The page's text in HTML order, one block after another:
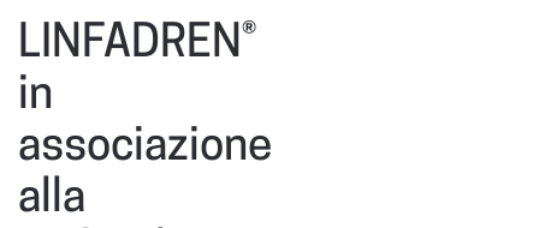
LINFADREN®
in
associazione
alla